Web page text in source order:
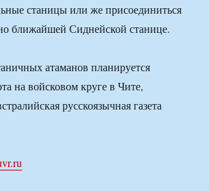
станицы или же присоединиться
ближайшей Сиднейской станице.
атаманов планируется
на войсковом круге в Чите,
русскоязычная газета